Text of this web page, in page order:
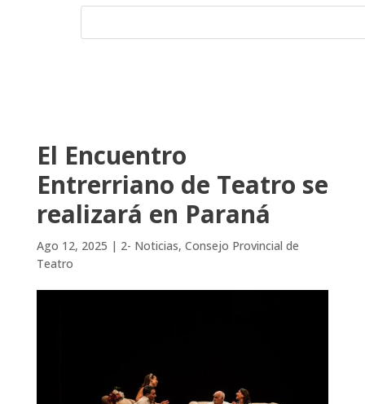
El Encuentro
Entrerriano de Teatro se
realizará en Paraná
Ago 12, 2025 | 2- Noticias, Consejo Provincial de
Teatro